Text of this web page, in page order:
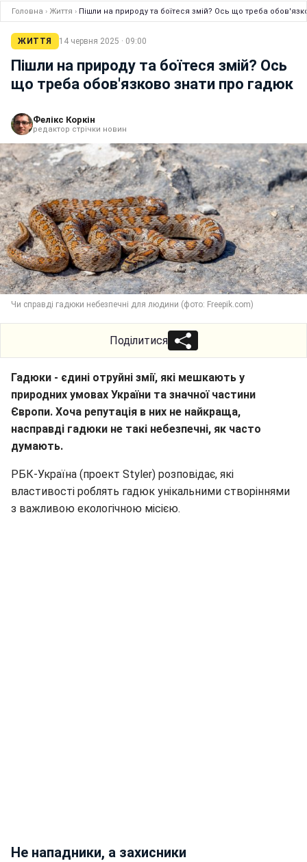
Головна › Життя › Пішли на природу та боїтеся змій? Ось що треба
ЖИТТЯ 14 червня 2025 · 09:00
Пішли на природу та боїтеся змій? Ось
що треба обов'язково знати про гадюк
Фелікс Коркін
редактор стрічки новин
Чи справді гадюки небезпечні для людини (фото: Freepik.com)
Поділитися
Гадюки - єдині отруйні змії, які мешкають у
природних умовах України та значної частини
Європи. Хоча репутація в них не найкраща,
насправді гадюки не такі небезпечні, як часто
думають.
РБК-Україна (проект Styler) розповідає, які
властивості роблять гадюк унікальними створіннями
з важливою екологічною місією.
Не нападники, а захисники